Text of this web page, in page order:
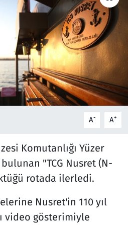
A- A+
Komutanlığı Yüzer
"TCG Nusret (N-
rotada ilerledi.
Nusret'in 110 yıl
video gösterimiyle